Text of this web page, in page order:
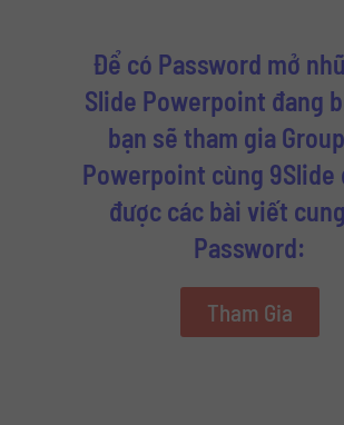
Để có Password mở
Slide Powerpoint đang
bạn sẽ tham gia
Powerpoint cùng 9Slide
được các bài viết
Password:
Tham Gia